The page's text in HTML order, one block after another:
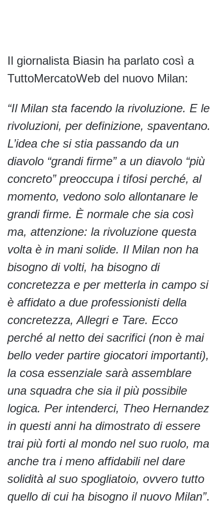
Il giornalista Biasin ha parlato così a
TuttoMercatoWeb del nuovo Milan:
“Il Milan sta facendo la rivoluzione. E le
rivoluzioni, per definizione, spaventano.
L’idea che si stia passando da un
diavolo “grandi firme” a un diavolo “più
concreto” preoccupa i tifosi perché, al
momento, vedono solo allontanare le
grandi firme. È normale che sia così
ma, attenzione: la rivoluzione questa
volta è in mani solide. Il Milan non ha
bisogno di volti, ha bisogno di
concretezza e per metterla in campo si
è affidato a due professionisti della
concretezza, Allegri e Tare. Ecco
perché al netto dei sacrifici (non è mai
bello veder partire giocatori importanti),
la cosa essenziale sarà assemblare
una squadra che sia il più possibile
logica. Per intenderci, Theo Hernandez
in questi anni ha dimostrato di essere
trai più forti al mondo nel suo ruolo, ma
anche tra i meno affidabili nel dare
solidità al suo spogliatoio, ovvero tutto
quello di cui ha bisogno il nuovo Milan”.